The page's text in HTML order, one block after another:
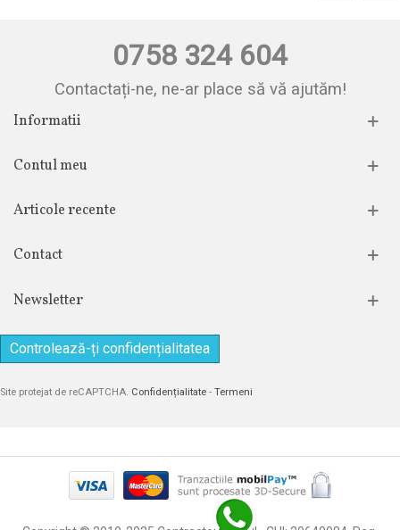
0758 324 604
Contactați-ne, ne-ar place să vă ajutăm!
Informatii
Contul meu
Articole recente
Contact
Newsletter
Controlează-ți confidențialitatea
Site protejat de reCAPTCHA. Confidențialitate - Termeni